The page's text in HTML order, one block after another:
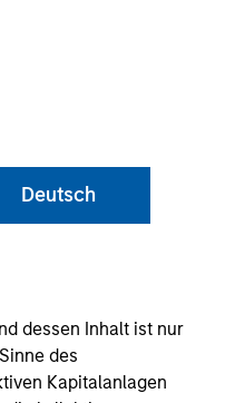
Deutsch
dessen Inhalt ist nur
des
Kapitalanlagen